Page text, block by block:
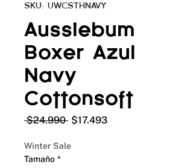
SKU: UWCSTHNAVY
Aussiebum
Boxer Azul
Navy
Cottonsoft
$24.990 Precio
$17.493Precio
Winter Sale
Tamaño *